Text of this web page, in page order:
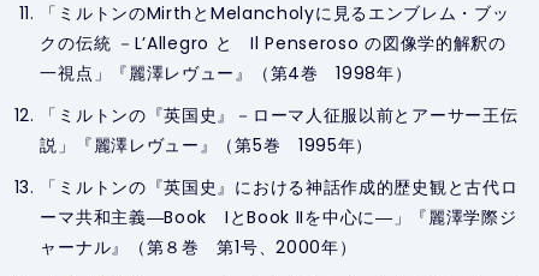
「ミルトンのMirthとMelancholyに見るエンブレム・ブッ
クの伝統 －L’Allegro と Il Penseroso の図像学的解釈の
一視点」『麗澤レヴュー』（第4巻 1998年）
「ミルトンの『英国史』－ローマ人征服以前とアーサー王伝
説」『麗澤レヴュー』（第5巻 1995年）
「ミルトンの『英国史』における神話作成的歴史観と古代ロ
ーマ共和主義―Book IとBook IIを中心に―」『麗澤学際ジ
ャーナル』（第８巻 第1号、2000年）